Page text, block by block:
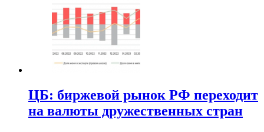
ЦБ: биржевой рынок РФ переходит
на валюты дружественных стран